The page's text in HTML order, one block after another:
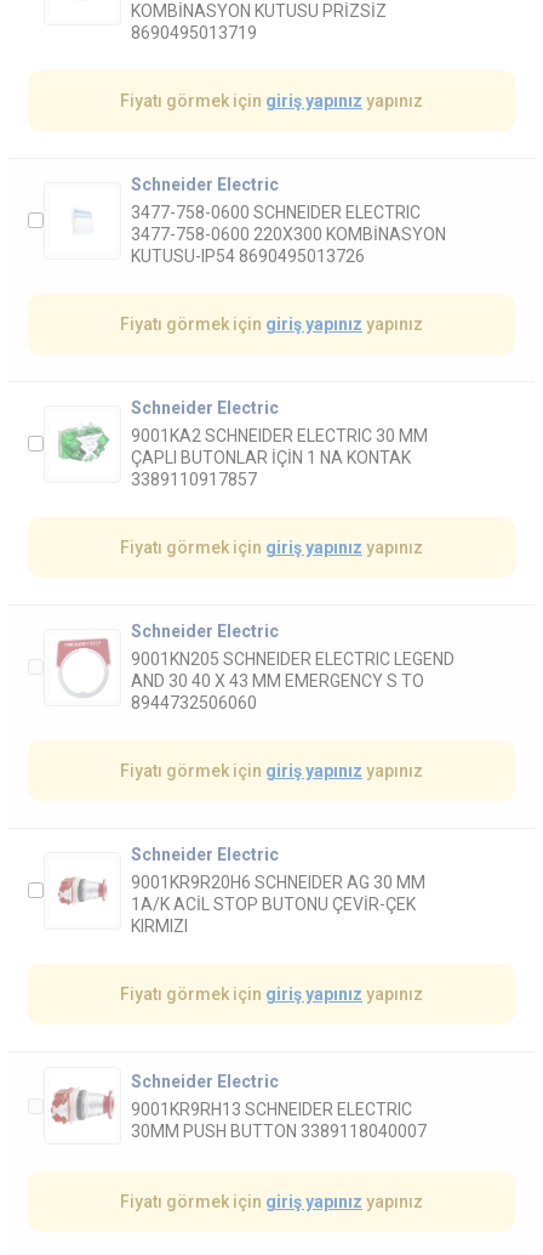
KOMBİNASYON KUTUSU PRİZSİZ
8690495013719
Fiyatı görmek için giriş yapınız yapınız
Schneider Electric
3477-758-0600 SCHNEIDER ELECTRIC
3477-758-0600 220X300 KOMBİNASYON
KUTUSU-IP54 8690495013726
Fiyatı görmek için giriş yapınız yapınız
Schneider Electric
9001KA2 SCHNEIDER ELECTRIC 30 MM
ÇAPLI BUTONLAR İÇİN 1 NA KONTAK
3389110917857
Fiyatı görmek için giriş yapınız yapınız
Schneider Electric
9001KN205 SCHNEIDER ELECTRIC LEGEND
AND 30 40 X 43 MM EMERGENCY S TO
8944732506060
Fiyatı görmek için giriş yapınız yapınız
Schneider Electric
9001KR9R20H6 SCHNEIDER AG 30 MM
1A/K ACİL STOP BUTONU ÇEVİR-ÇEK
KIRMIZI
Fiyatı görmek için giriş yapınız yapınız
Schneider Electric
9001KR9RH13 SCHNEIDER ELECTRIC
30MM PUSH BUTTON 3389118040007
Fiyatı görmek için giriş yapınız yapınız